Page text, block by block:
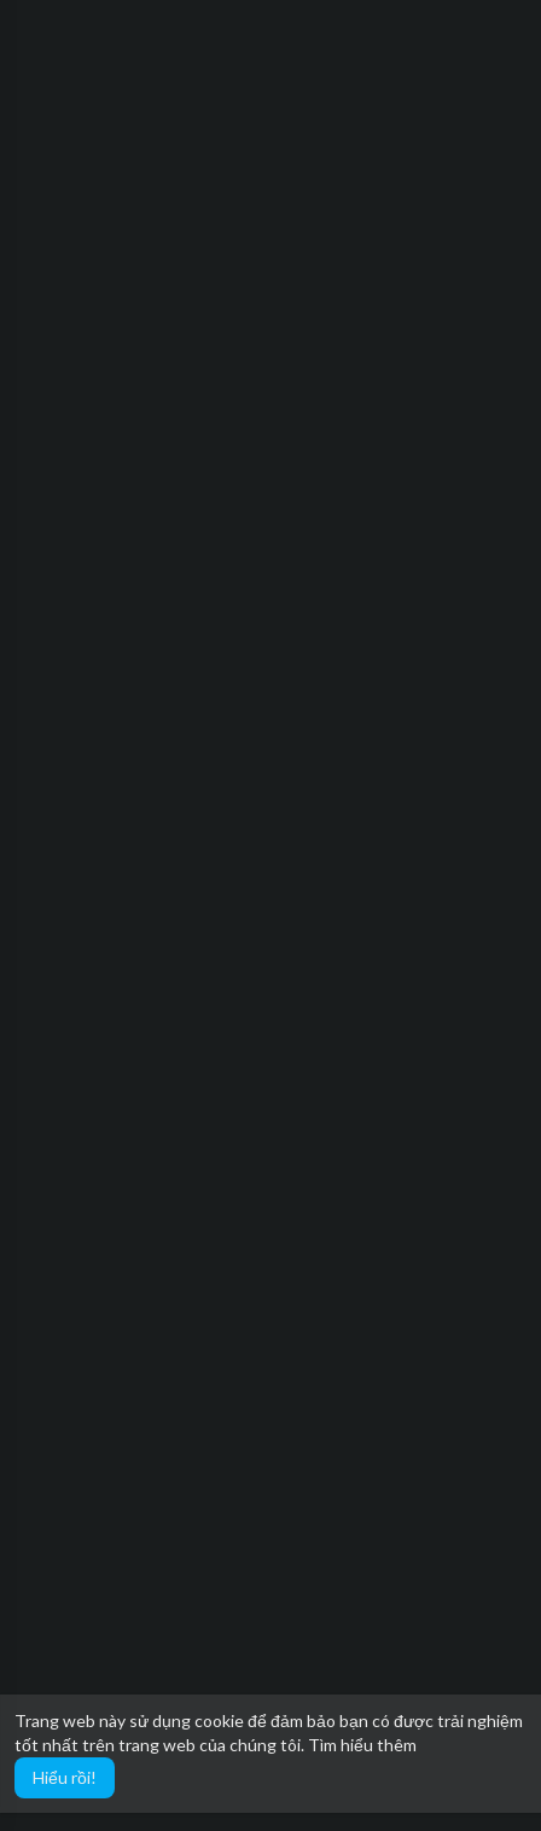
Trang web này sử dụng cookie để đảm bảo bạn có được trải nghiệm
tốt nhất trên trang web của chúng tôi. Tìm hiểu thêm
Hiểu rồi!